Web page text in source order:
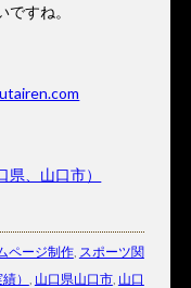
すね。
、山口市）
ページ制作, スポーツ関
） 山口県山口市, 山口